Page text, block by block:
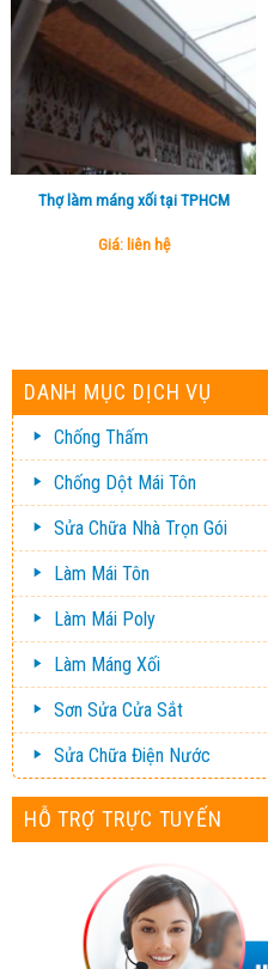
DANH MỤC DỊCH VỤ
Chống Thấm
Chống Dột Mái Tôn
Sửa Chữa Nhà Trọn Gói
Làm Mái Tôn
Làm Mái Poly
Làm Máng Xối
Sơn Sửa Cửa Sắt
Sửa Chữa Điện Nước
HỖ TRỢ TRỰC TUYẾN
Thợ làm máng xối tại TPHCM
Giá: liên hệ